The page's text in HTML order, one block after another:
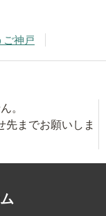
ご神戸
。
先までお願いしま